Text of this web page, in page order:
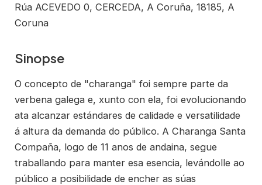
Rúa ACEVEDO 0, CERCEDA, A Coruña, 18185, A
Coruna
Sinopse
O concepto de "charanga" foi sempre parte da
verbena galega e, xunto con ela, foi evolucionando
ata alcanzar estándares de calidade e versatilidade
á altura da demanda do público. A Charanga Santa
Compaña, logo de 11 anos de andaina, segue
traballando para manter esa esencia, levándolle ao
público a posibilidade de encher as súas